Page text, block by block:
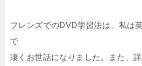
フレンズでのDVD学習法は、私は
で
凄くお世話になりました。また、